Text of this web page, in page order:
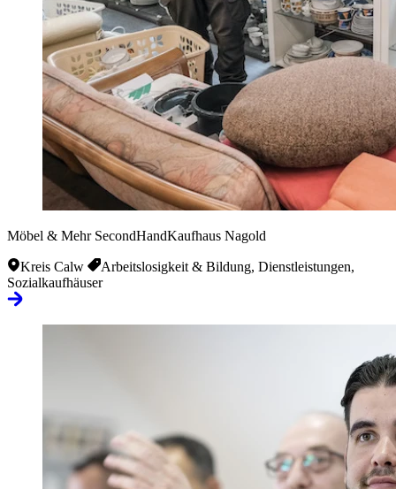
Möbel & Mehr SecondHandKaufhaus Nagold
Kreis Calw
Arbeitslosigkeit & Bildung, Dienstleistungen,
Sozialkaufhäuser